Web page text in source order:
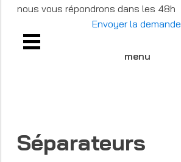
nous vous répondrons dans les 48h
Envoyer la demande
menu
Séparateurs